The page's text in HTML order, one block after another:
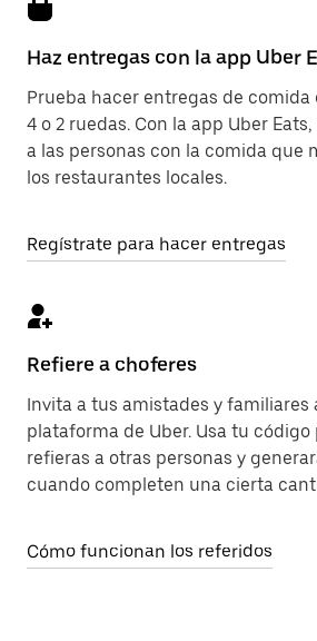
Haz entregas con la app Uber
Prueba hacer entregas de comida
4 o 2 ruedas. Con la app Uber
a las personas con la comida que
los restaurantes locales.
Regístrate para hacer entregas
Refiere a choferes
Invita a tus amistades y familiares
plataforma de Uber. Usa tu
refieras a otras personas y
cuando completen una cierta
Cómo funcionan los referidos